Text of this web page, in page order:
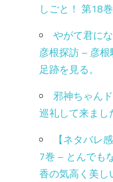
しごと！ 第18巻
やがて君に
彦根探訪 – 彦
足跡を見る。
邪神ちゃん
巡礼して来まし
【ネタバレ
7巻 – とんでも
香の気高く美し